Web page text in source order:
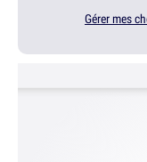
Gérer mes